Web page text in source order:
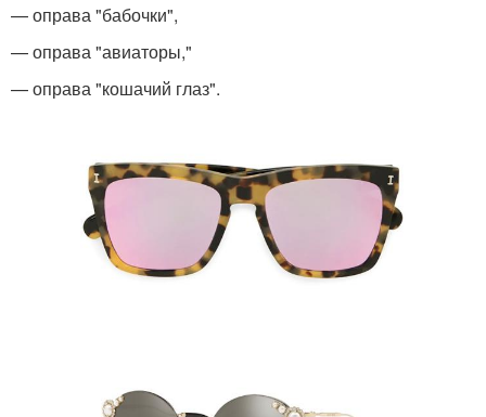
— оправа "бабочки",
— оправа "авиаторы,"
— оправа "кошачий глаз".